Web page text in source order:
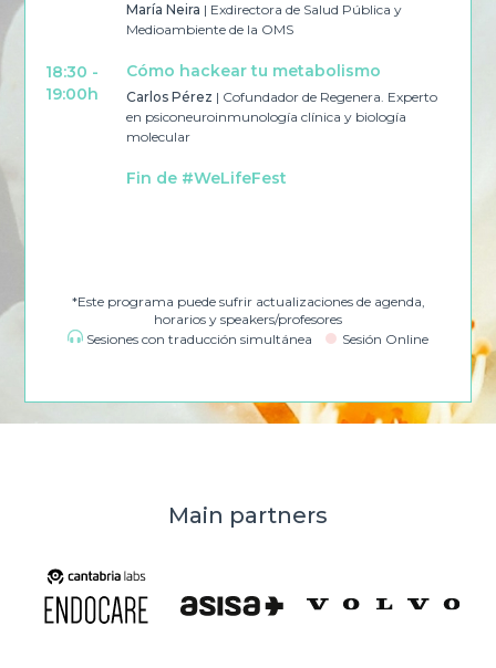
María Neira | Exdirectora de Salud Pública y
Medioambiente de la OMS
18:30 -
19:00h
Cómo hackear tu metabolismo
Carlos Pérez | Cofundador de Regenera. Experto
en psiconeuroinmunología clínica y biología
molecular
Fin de #WeLifeFest
Sesiones con traducción simultánea Sesión Online
*Este programa puede sufrir actualizaciones de agenda,
horarios y speakers/profesores
Main partners